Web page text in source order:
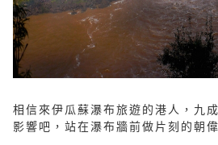
相信來伊瓜蘇瀑布旅遊的港人，九
影響吧，站在瀑布牆前做片刻的朝偉